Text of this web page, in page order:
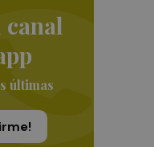
canal
últimas